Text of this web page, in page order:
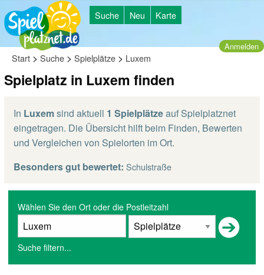
Suche Neu Karte
Anmelden
Start > Suche > Spielplätze > Luxem
Spielplatz in Luxem finden
In Luxemsind aktuell 1 Spielplätzeauf Spielplatznet
eingetragen. Die Übersicht hilft beim Finden, Bewerten
und Vergleichen von Spielorten im Ort.
Besonders gut bewertet: Schulstraße
Wählen Sie den Ort oder die Postleitzahl
Suche filtern...